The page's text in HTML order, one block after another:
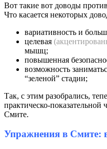
Вот такие вот доводы
Что касается некоторых
вариативность и
целевая
мышц;
повышенная
возможность
“зеленой” стадии;
Так, с этим разобрались,
практическо-показательной
Смите.
Упражнения в Смите: